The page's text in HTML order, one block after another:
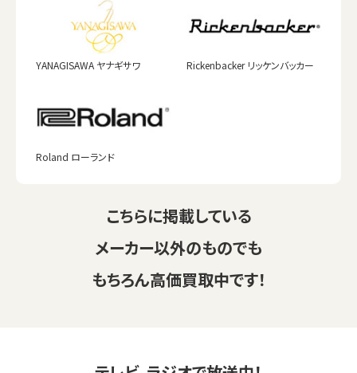
YANAGISAWA ヤナギサワ Rickenbacker リッケンバッカー
Roland ローランド
こちらに掲載している
メーカー以外のものでも
もちろん高価買取中です！